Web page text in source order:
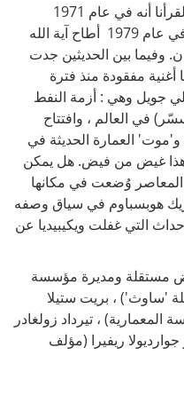
لو ألقينا نظرة سريعةعلى ويكيبيديا لقرأنا أنه في عام 1971
خاضت بنغلاديش حرب الإستقلال وفي عام 1979 أطاح آية الله
وفيما بين الحديثين جدت
أغنية مفقودة منذ فترة
جويل وهي : أزمة النفط
في العالم ، وافتتاح
و'موت' العمارة الحديثة في
وهذا غيض من فيض. هل يمكن
المعاصر وُضعت في مكانها
هوبسباوم في سياق وصفه
التي غفلت ويكيبيديا عن
مستقلة ومديرة مؤسسة
'ساوث') ، بريت ستيلا
المعمارية) ، تيرداد زولغادر
ريفيرا (مؤلف